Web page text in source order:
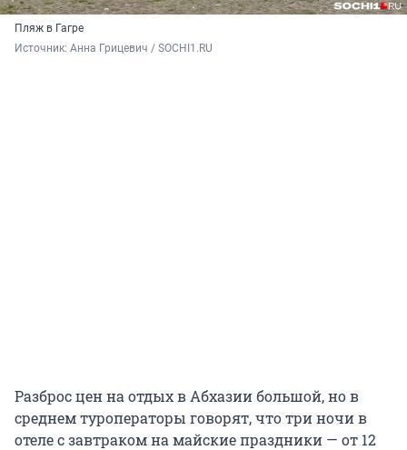
Пляж в Гагре
Источник: Анна Грицевич / SOCHI1.RU
Разброс цен на отдых в Абхазии большой, но в
среднем туроператоры говорят, что три ночи в
отеле с завтраком на майские праздники — от 12